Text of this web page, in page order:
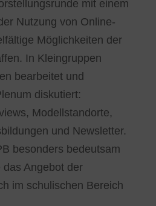
mit einem
Nutzung von Online-
Möglichkeiten der
In Kleingruppen
bearbeitet und
diskutiert:
Modellstandorte,
und Newsletter.
besonders bedeutsam
Angebot der
im schulischen Bereich